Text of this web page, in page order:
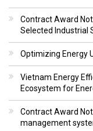
Contract Award
Selected Industrial
Optimizing Energy
Vietnam Energy
Ecosystem for
Contract Award
management